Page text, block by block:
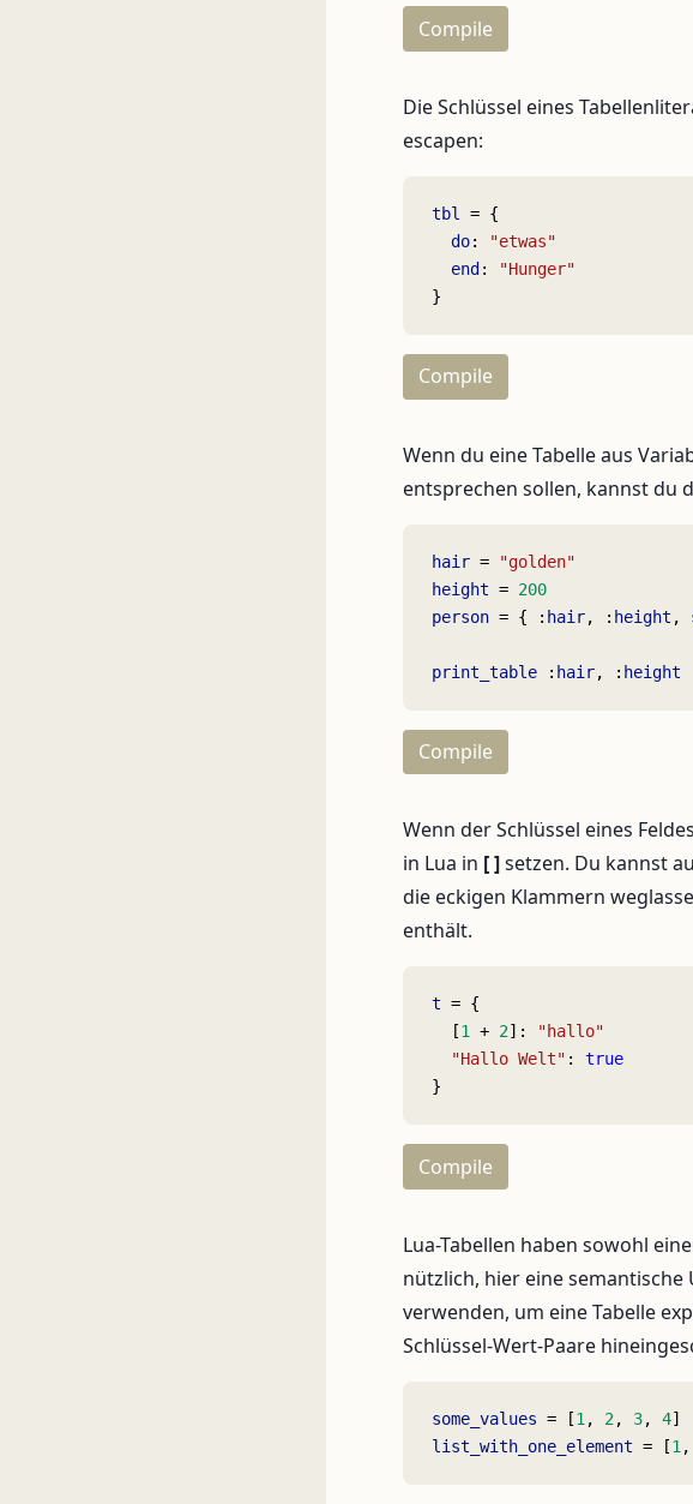
Compile
Die Schlüssel eines
escapen:
tbl
= {
  do
:
"etwas"
  end
:
"Hunger"
}
Compile
Wenn du eine Tabelle aus
entsprechen sollen, kannst du
hair =
"golden"
height = 200
person = { : hair, : height ,
print_table : hair, : height
Compile
Wenn der Schlüssel eines
in Lua in [ ]setzen. Du kannst
die eckigen Klammern
enthält.
t = {
  [
1 + 2]:
"hallo"
  "Hallo Welt"
: true
}
Compile
Lua-Tabellen haben sowohl
nützlich, hier eine
verwenden, um eine Tabelle
Schlüssel-Wert-Paare
some_values = [1, 2, 3, 4]
list_with_one_element = [1